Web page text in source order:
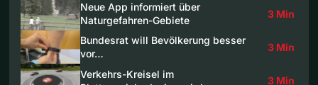
Neue App informiert über
Naturgefahren-Gebiete
3 Min
Bundesrat will Bevölkerung besser
vor…
3 Min
Verkehrs-Kreisel im
3 Min